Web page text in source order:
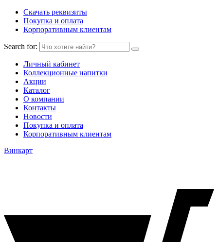
Скачать реквизиты
Покупка и оплата
Корпоративным клиентам
Search for:
Личный кабинет
Коллекционные напитки
Акции
Каталог
О компании
Контакты
Новости
Покупка и оплата
Корпоративным клиентам
Винкарт